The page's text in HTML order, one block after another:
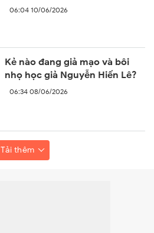
06:04 10/06/2026
Kẻ nào đang giả mạo và bôi
nhọ học giả Nguyễn Hiến Lê?
06:34 08/06/2026
Tải thêm